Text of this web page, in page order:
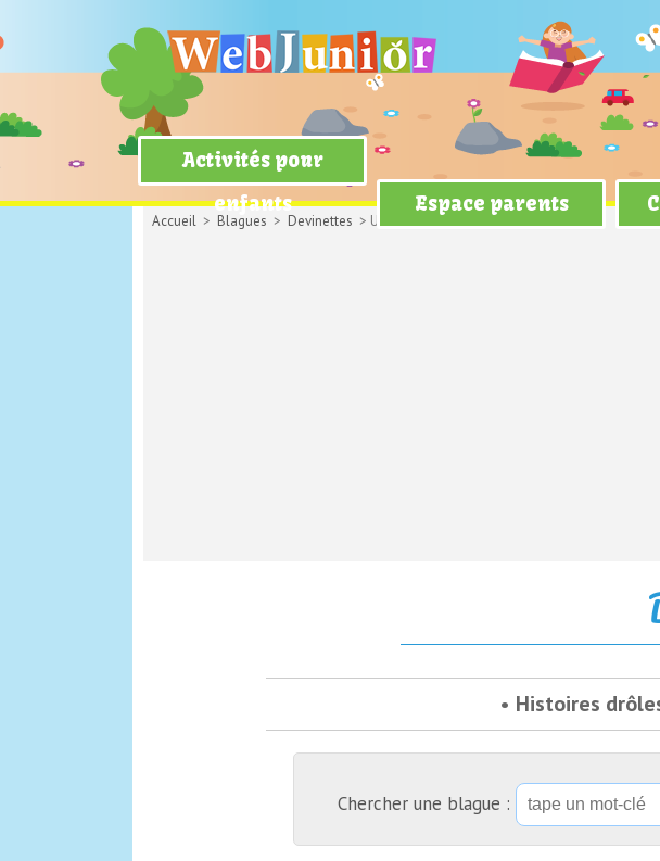
Activités pour
enfants
Espace parents
Accueil > Blagues > Devinettes > Un éléphant dans un bar
Histoires
Chercher une blague :